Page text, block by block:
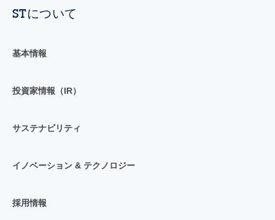
STについて
基本情報
投資家情報（IR）
サステナビリティ
イノベーション & テクノロジー
採用情報